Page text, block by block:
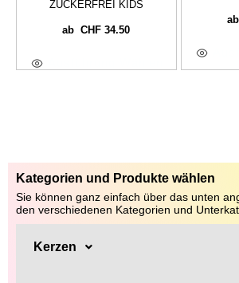
ZUCKERFREI KIDS
abCHF 34.50
ab
Kategorien und Produkte wählen
Sie können ganz einfach über das unten
den verschiedenen Kategorien und
Kerzen